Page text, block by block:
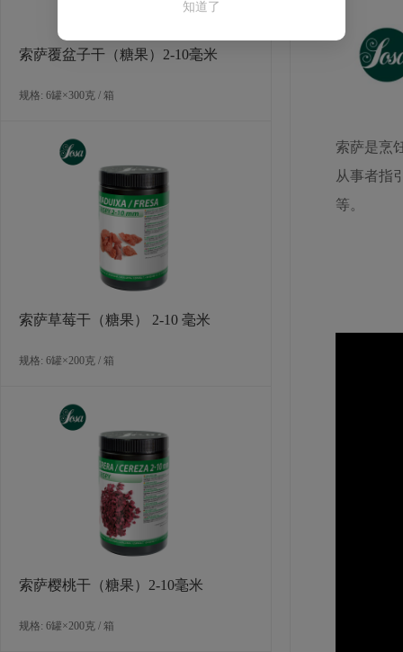
索萨覆盆子干（糖果）2-10毫米
规格: 6罐×300克 / 箱
索萨草莓干（糖果） 2-10 毫米
规格: 6罐×200克 / 箱
索萨樱桃干（糖果）2-10毫米
规格: 6罐×200克 / 箱
索萨是烹
从事者指
等。
知道了